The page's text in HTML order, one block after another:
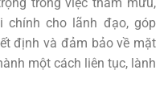
chính cho lãnh đạo, góp
định và đảm bảo về mặt
một cách liên tục, lành